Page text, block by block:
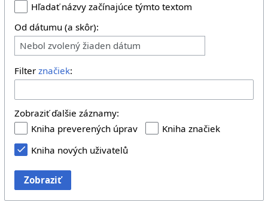
Hľadať názvy začínajúce týmto textom
Od dátumu (a skôr):
Nebol zvolený žiaden dátum
Filter značiek:
Zobraziť ďalšie záznamy:
Kniha preverených úprav
Kniha značiek
Kniha nových uživatelů
Zobraziť